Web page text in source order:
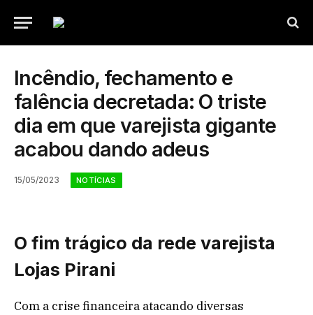
Incêndio, fechamento e
falência decretada: O triste
dia em que varejista gigante
acabou dando adeus
15/05/2023 NOTÍCIAS
O fim trágico da rede varejista
Lojas Pirani
Com a crise financeira atacando diversas